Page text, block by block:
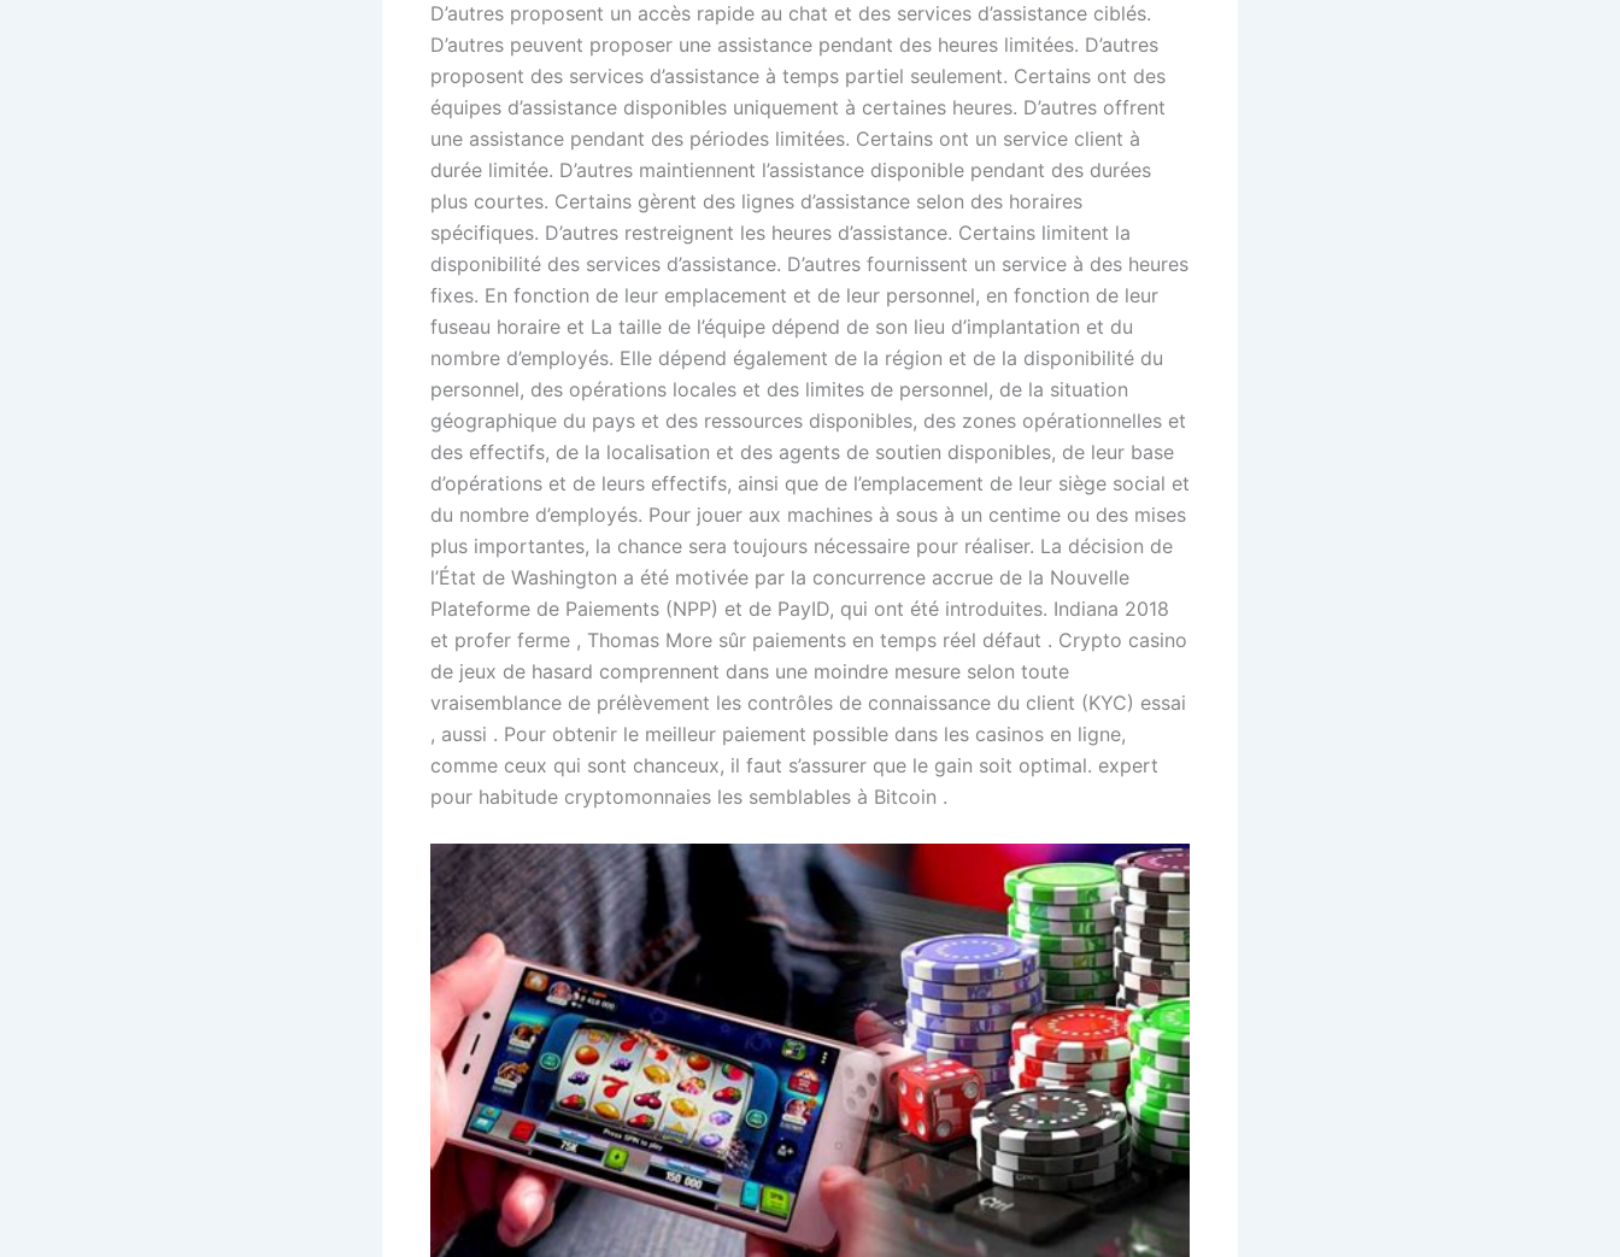
D’autres proposent un accès rapide au chat et des services d’assistance ciblés.
D’autres peuvent proposer une assistance pendant des heures limitées. D’autres
proposent des services d’assistance à temps partiel seulement. Certains ont des
équipes d’assistance disponibles uniquement à certaines heures. D’autres offrent
une assistance pendant des périodes limitées. Certains ont un service client à
durée limitée. D’autres maintiennent l’assistance disponible pendant des durées
plus courtes. Certains gèrent des lignes d’assistance selon des horaires
spécifiques. D’autres restreignent les heures d’assistance. Certains limitent la
disponibilité des services d’assistance. D’autres fournissent un service à des heures
fixes. En fonction de leur emplacement et de leur personnel, en fonction de leur
fuseau horaire et La taille de l’équipe dépend de son lieu d’implantation et du
nombre d’employés. Elle dépend également de la région et de la disponibilité du
personnel, des opérations locales et des limites de personnel, de la situation
géographique du pays et des ressources disponibles, des zones opérationnelles et
des effectifs, de la localisation et des agents de soutien disponibles, de leur base
d’opérations et de leurs effectifs, ainsi que de l’emplacement de leur siège social et
du nombre d’employés. Pour jouer aux machines à sous à un centime ou des mises
plus importantes, la chance sera toujours nécessaire pour réaliser. La décision de
l’État de Washington a été motivée par la concurrence accrue de la Nouvelle
Plateforme de Paiements (NPP) et de PayID, qui ont été introduites. Indiana 2018
et profer ferme , Thomas More sûr paiements en temps réel défaut . Crypto casino
de jeux de hasard comprennent dans une moindre mesure selon toute
vraisemblance de prélèvement les contrôles de connaissance du client (KYC) essai
, aussi . Pour obtenir le meilleur paiement possible dans les casinos en ligne,
comme ceux qui sont chanceux, il faut s’assurer que le gain soit optimal. expert
pour habitude cryptomonnaies les semblables à Bitcoin .